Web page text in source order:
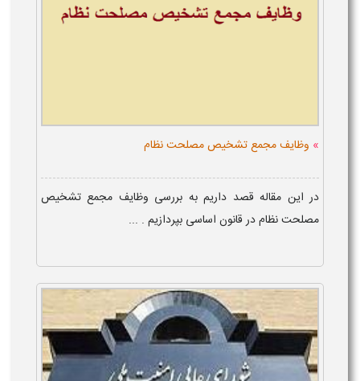
» وظایف مجمع تشخیص مصلحت نظام
در این مقاله قصد داریم به بررسی وظایف مجمع تشخیص
مصلحت نظام در قانون اساسی بپردازیم . ...